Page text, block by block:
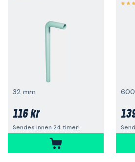
32 mm
116 kr
Sendes innen 24 timer!
600